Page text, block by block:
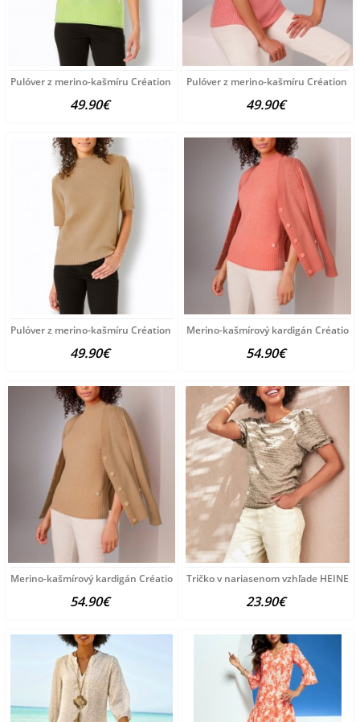
Pulóver z merino-kašmíru Création L Premium, zelená-melanž
49.90€
Pulóver z merino-kašmíru Création L
49.90€
Pulóver z merino-kašmíru Création L Premium, hnedá-melanž
49.90€
Merino-kašmírový kardigán Création
54.90€
Merino-kašmírový kardigán Création L Premium, hnedá-melanž
54.90€
Tričko v nariasenom vzhľade HEINE,
23.90€